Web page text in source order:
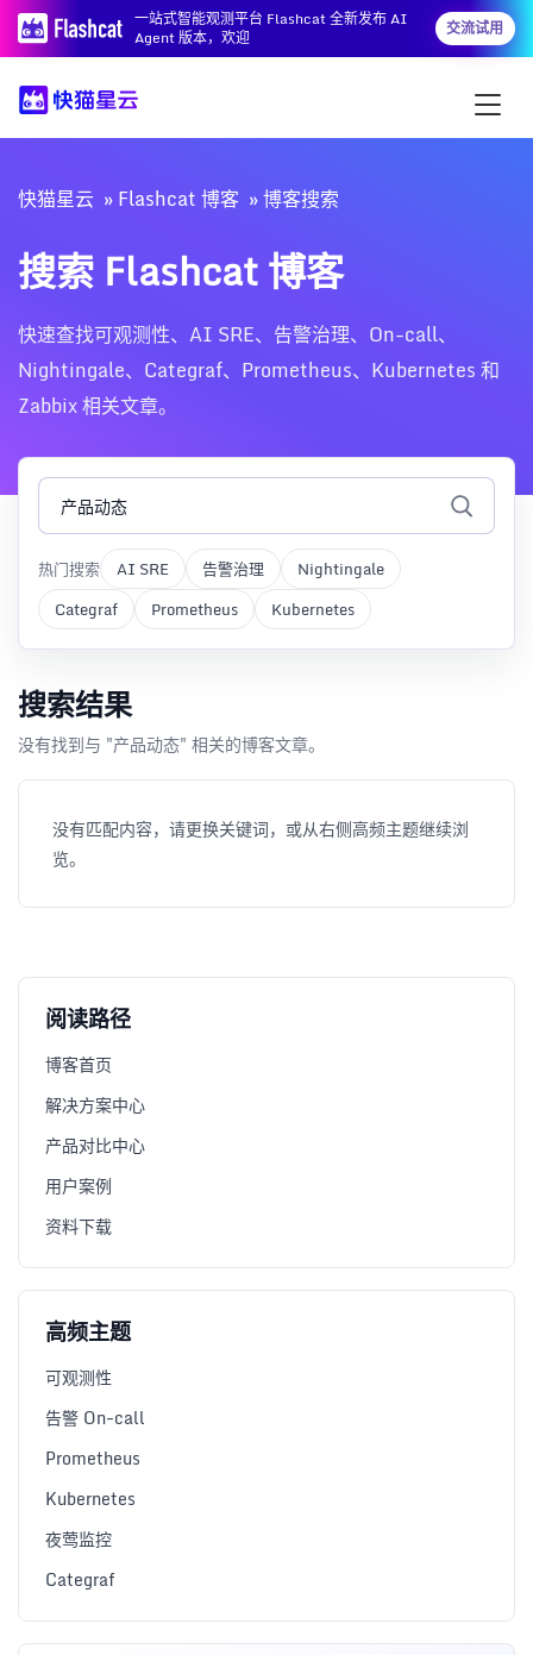
一站式智能观测平台 Flashcat 全新发布 AI
Agent 版本，欢迎
交流试用
快猫星云 Flashcat 博客 博客搜索
搜索 Flashcat 博客
快速查找可观测性、AI SRE、告警治理、On-call、
Nightingale、Categraf、Prometheus、Kubernetes 和
Zabbix 相关文章。
热门搜索 AI SRE 告警治理
Nightingale
Categraf
Prometheus Kubernetes
搜索结果
没有找到与 "产品动态" 相关的博客文章。
没有匹配内容，请更换关键词，或从右侧高频主题继续浏
览。
阅读路径
博客首页
解决方案中心
产品对比中心
用户案例
资料下载
高频主题
可观测性
告警 On-call
Prometheus
Kubernetes
夜莺监控
Categraf